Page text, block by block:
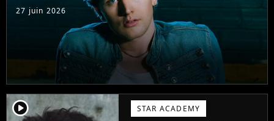
27 juin 2026
player2 STAR ACADEMY